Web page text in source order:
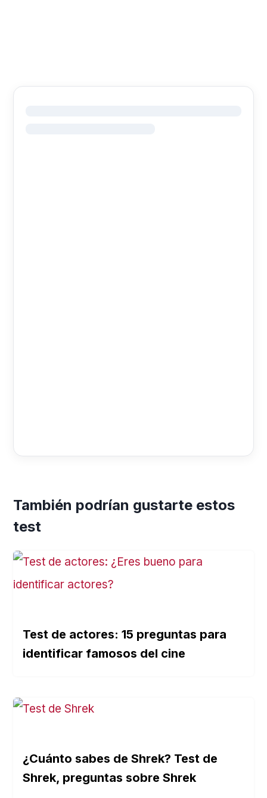
También podrían gustarte estos
test
Test de actores: 15 preguntas para
identificar famosos del cine
¿Cuánto sabes de Shrek? Test de
Shrek, preguntas sobre Shrek